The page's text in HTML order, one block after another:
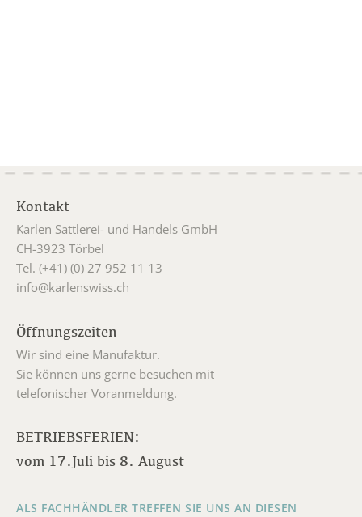
Kontakt
Karlen Sattlerei- und Handels GmbH
CH-3923 Törbel
Tel. (+41) (0) 27 952 11 13
info@karlenswiss.ch
Öffnungszeiten
Wir sind eine Manufaktur.
Sie können uns gerne besuchen mit
telefonischer Voranmeldung.
BETRIEBSFERIEN:
vom 17.Juli bis 8. August
ALS FACHHÄNDLER TREFFEN SIE UNS AN DIESEN